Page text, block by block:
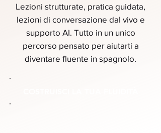
Lezioni strutturate, pratica guidata,
lezioni di conversazione dal vivo e
supporto AI. Tutto in un unico
percorso pensato per aiutarti a
diventare fluente in spagnolo.